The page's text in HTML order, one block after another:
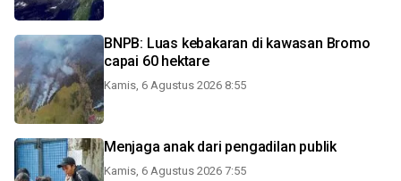
BNPB: Luas kebakaran di kawasan Bromo
capai 60 hektare
Kamis, 6 Agustus 2026 8:55
Menjaga anak dari pengadilan publik
Kamis, 6 Agustus 2026 7:55